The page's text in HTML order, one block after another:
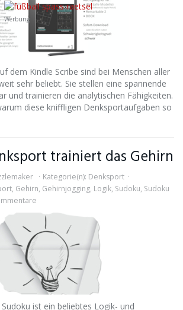
dem Kindle Scribe sind bei Menschen aller
sehr beliebt. Sie stellen eine spannende
und trainieren die analytischen Fähigkeiten.
diese kniffligen Denksportaufgaben so
trainiert das Gehirn
Kategorie(n): Denksport
, Gehirn, Gehirnjogging, Logik, Sudoku, Sudoku
ist ein beliebtes Logik- und
Werbung